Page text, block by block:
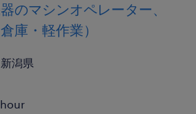
のマシンオペレーター、
庫・軽作業）
潟県